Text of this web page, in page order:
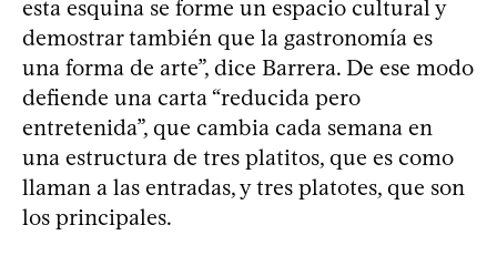
esta esquina se forme un espacio cultural y
demostrar también que la gastronomía es
una forma de arte”, dice Barrera. De ese modo
defiende una carta “reducida pero
entretenida”, que cambia cada semana en
una estructura de tres platitos, que es como
llaman a las entradas, y tres platotes, que son
los principales.